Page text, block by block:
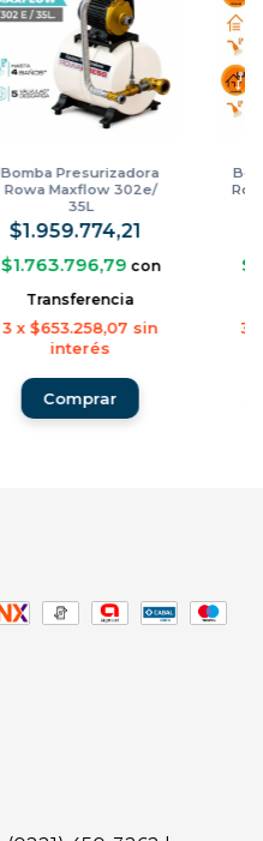
Bomba Presurizadora
Rowa Maxflow 302e/
35L
$1.959.774,21
$1.763.796,79 con
Transferencia
3 x$653.258,07 sin
interés
3